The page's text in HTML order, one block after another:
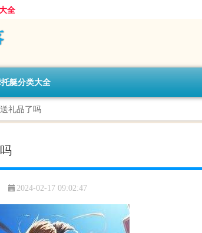
全
艇分类大全
礼品了吗
2024-02-17 09:02:47